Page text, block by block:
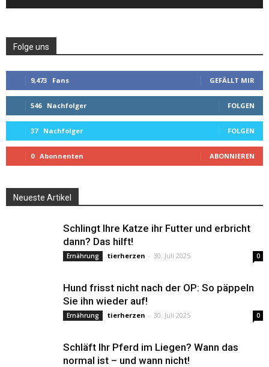
Folge uns
9,473 Fans GEFÄLLT MIR
546 Nachfolger FOLGEN
37 Nachfolger FOLGEN
0 Abonnenten ABONNIEREN
Neueste Artikel
Schlingt Ihre Katze ihr Futter und erbricht
dann? Das hilft!
Ernährung tierherzen - 30. Juli 2025 0
Hund frisst nicht nach der OP: So päppeln
Sie ihn wieder auf!
Ernährung tierherzen - 30. Juli 2025 0
Schläft Ihr Pferd im Liegen? Wann das
normal ist – und wann nicht!